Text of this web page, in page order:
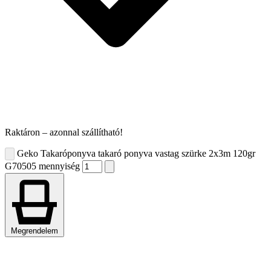
Raktáron – azonnal szállítható!
Geko Takaróponyva takaró ponyva vastag szürke 2x3m 120gr
G70505 mennyiség
Megrendelem